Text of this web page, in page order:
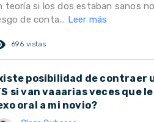
teoría si los dos estaban sanos
de conta... Leer más
696 vistas
posibilidad de contraer
si van vaaarias veces que
oral a mi novio?